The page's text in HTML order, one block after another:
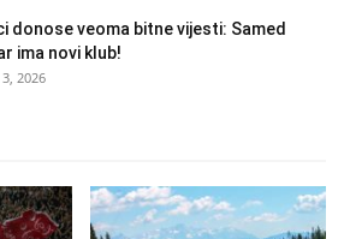
donose veoma bitne vijesti: Samed
ima novi klub!
2026